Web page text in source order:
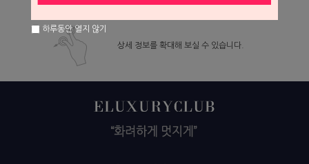
상세정보 새창 열기
상세 정보를 확대해 보실 수 있습니다.
하루동안 열지 않기